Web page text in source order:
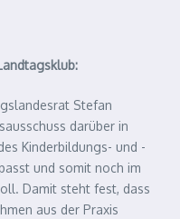
Stefan
darüber in
Kinderbildungs- und -
und somit noch im
Damit steht fest, dass
aus der Praxis